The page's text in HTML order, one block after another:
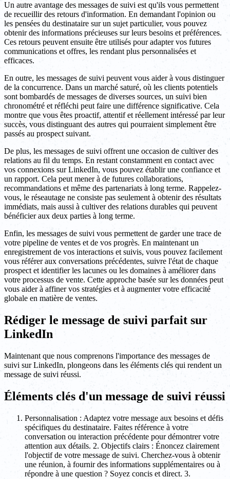
Un autre avantage des messages de suivi est qu'ils vous permettent
de recueillir des retours d'information. En demandant l'opinion ou
les pensées du destinataire sur un sujet particulier, vous pouvez
obtenir des informations précieuses sur leurs besoins et préférences.
Ces retours peuvent ensuite être utilisés pour adapter vos futures
communications et offres, les rendant plus personnalisées et
efficaces.
En outre, les messages de suivi peuvent vous aider à vous distinguer
de la concurrence. Dans un marché saturé, où les clients potentiels
sont bombardés de messages de diverses sources, un suivi bien
chronométré et réfléchi peut faire une différence significative. Cela
montre que vous êtes proactif, attentif et réellement intéressé par leur
succès, vous distinguant des autres qui pourraient simplement être
passés au prospect suivant.
De plus, les messages de suivi offrent une occasion de cultiver des
relations au fil du temps. En restant constamment en contact avec
vos connexions sur LinkedIn, vous pouvez établir une confiance et
un rapport. Cela peut mener à de futures collaborations,
recommandations et même des partenariats à long terme. Rappelez-
vous, le réseautage ne consiste pas seulement à obtenir des résultats
immédiats, mais aussi à cultiver des relations durables qui peuvent
bénéficier aux deux parties à long terme.
Enfin, les messages de suivi vous permettent de garder une trace de
votre pipeline de ventes et de vos progrès. En maintenant un
enregistrement de vos interactions et suivis, vous pouvez facilement
vous référer aux conversations précédentes, suivre l'état de chaque
prospect et identifier les lacunes ou les domaines à améliorer dans
votre processus de vente. Cette approche basée sur les données peut
vous aider à affiner vos stratégies et à augmenter votre efficacité
globale en matière de ventes.
Rédiger le message de suivi parfait sur
LinkedIn
Maintenant que nous comprenons l'importance des messages de
suivi sur LinkedIn, plongeons dans les éléments clés qui rendent un
message de suivi réussi.
Éléments clés d'un message de suivi réussi
Personnalisation : Adaptez votre message aux besoins et défis
spécifiques du destinataire. Faites référence à votre
conversation ou interaction précédente pour démontrer votre
attention aux détails. 2. Objectifs clairs : Énoncez clairement
l'objectif de votre message de suivi. Cherchez-vous à obtenir
une réunion, à fournir des informations supplémentaires ou à
répondre à une question ? Soyez concis et direct. 3.